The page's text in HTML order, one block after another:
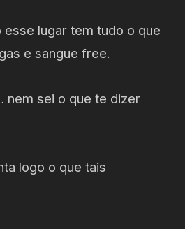
esse lugar tem tudo o que
e sangue free.
nem sei o que te dizer
logo o que tais